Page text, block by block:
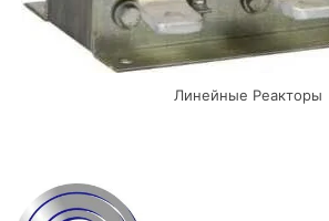
Линейные Реакторы